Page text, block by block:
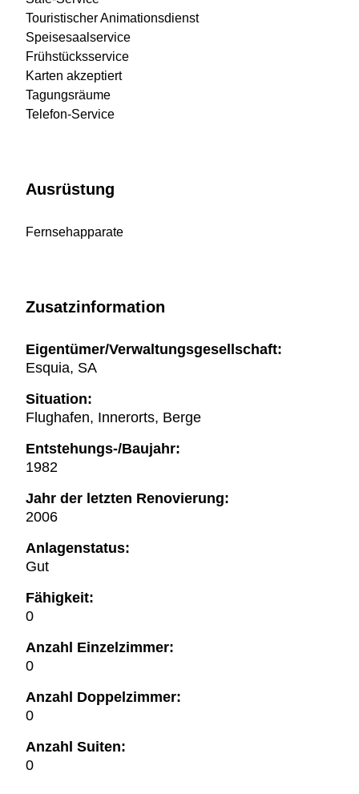
Touristischer Animationsdienst
Speisesaalservice
Frühstücksservice
Karten akzeptiert
Tagungsräume
Telefon-Service
Ausrüstung
Fernsehapparate
Zusatzinformation
Eigentümer/Verwaltungsgesellschaft:
Esquia, SA
Situation:
Flughafen, Innerorts, Berge
Entstehungs-/Baujahr:
1982
Jahr der letzten Renovierung:
2006
Anlagenstatus:
Gut
Fähigkeit:
0
Anzahl Einzelzimmer:
0
Anzahl Doppelzimmer:
0
Anzahl Suiten:
0